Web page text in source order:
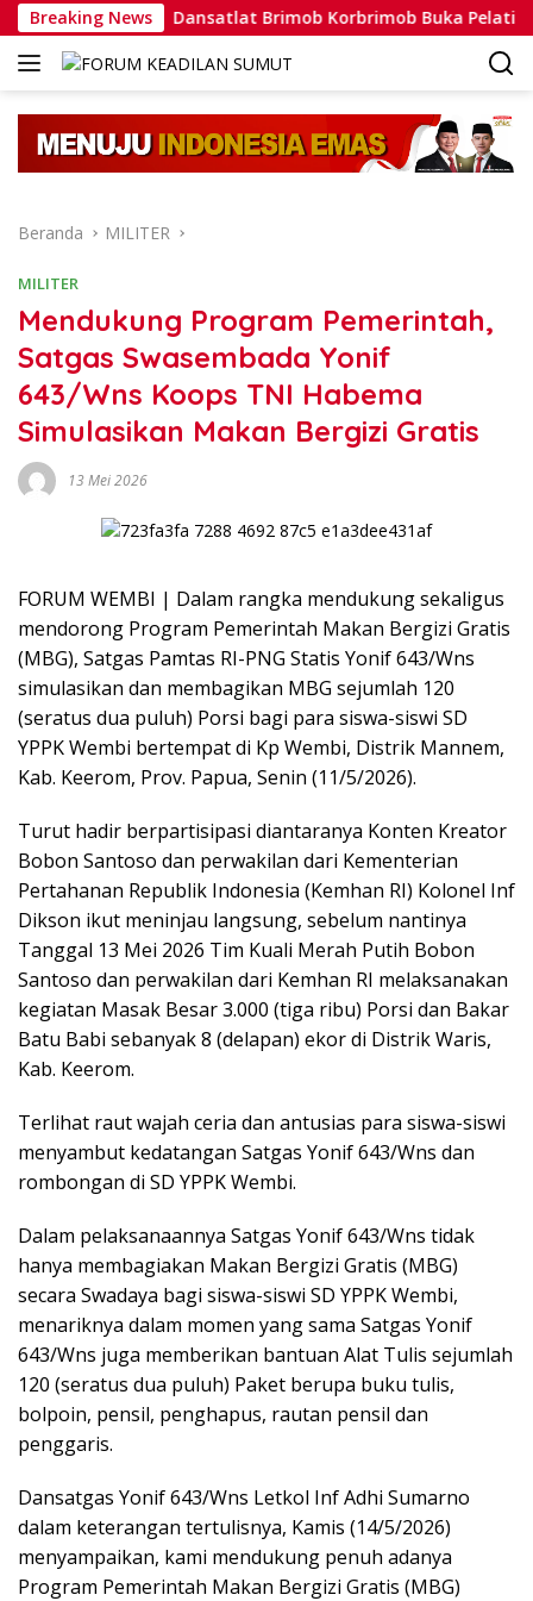
Langsung
ke
konten
Breaking NewsDansatlat Brimob Korbrimob Buka Pelatihan
Beranda MILITER
MILITER
Mendukung Program Pemerintah,
Satgas Swasembada Yonif
643/Wns Koops TNI Habema
Simulasikan Makan Bergizi Gratis
13 Mei 2026
FORUM WEMBI | Dalam rangka mendukung sekaligus
mendorong Program Pemerintah Makan Bergizi Gratis
(MBG), Satgas Pamtas RI-PNG Statis Yonif 643/Wns
simulasikan dan membagikan MBG sejumlah 120
(seratus dua puluh) Porsi bagi para siswa-siswi SD
YPPK Wembi bertempat di Kp Wembi, Distrik Mannem,
Kab. Keerom, Prov. Papua, Senin (11/5/2026).
Turut hadir berpartisipasi diantaranya Konten Kreator
Bobon Santoso dan perwakilan dari Kementerian
Pertahanan Republik Indonesia (Kemhan RI) Kolonel Inf
Dikson ikut meninjau langsung, sebelum nantinya
Tanggal 13 Mei 2026 Tim Kuali Merah Putih Bobon
Santoso dan perwakilan dari Kemhan RI melaksanakan
kegiatan Masak Besar 3.000 (tiga ribu) Porsi dan Bakar
Batu Babi sebanyak 8 (delapan) ekor di Distrik Waris,
Kab. Keerom.
Terlihat raut wajah ceria dan antusias para siswa-siswi
menyambut kedatangan Satgas Yonif 643/Wns dan
rombongan di SD YPPK Wembi.
Dalam pelaksanaannya Satgas Yonif 643/Wns tidak
hanya membagiakan Makan Bergizi Gratis (MBG)
secara Swadaya bagi siswa-siswi SD YPPK Wembi,
menariknya dalam momen yang sama Satgas Yonif
643/Wns juga memberikan bantuan Alat Tulis sejumlah
120 (seratus dua puluh) Paket berupa buku tulis,
bolpoin, pensil, penghapus, rautan pensil dan
penggaris.
Dansatgas Yonif 643/Wns Letkol Inf Adhi Sumarno
dalam keterangan tertulisnya, Kamis (14/5/2026)
menyampaikan, kami mendukung penuh adanya
Program Pemerintah Makan Bergizi Gratis (MBG)